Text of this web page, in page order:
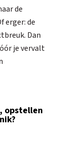
de
erger: de
Dan
je vervalt
opstellen